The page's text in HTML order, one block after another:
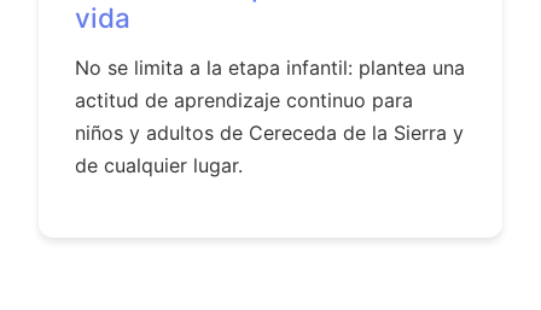
vida
No se limita a la etapa infantil: plantea una
actitud de aprendizaje continuo para
niños y adultos de Cereceda de la Sierra y
de cualquier lugar.